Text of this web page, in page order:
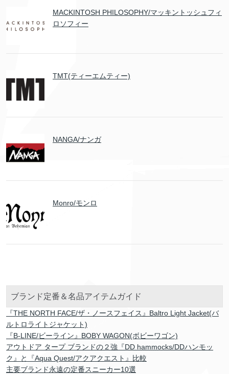
MACKINTOSH PHILOSOPHY/マッキントッシュフィ
ロソフィー
TMT(ティーエムティー)
NANGA/ナンガ
Monro/モンロ
ブランド定番＆名品アイテムガイド
『THE NORTH FACE/ザ・ノースフェイス』Baltro Light Jacket(バ
ルトロライトジャケット)
『B-LINE/ビーライン』BOBY WAGON(ボビーワゴン)
アウトドア タープ ブランドの２強『DD hammocks/DDハンモッ
ク』と『Aqua Quest/アクアクエスト』比較
主要ブランド永遠の定番スニーカー10選